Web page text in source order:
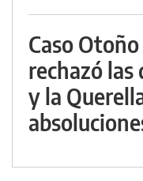
Caso
rechazó las
y la